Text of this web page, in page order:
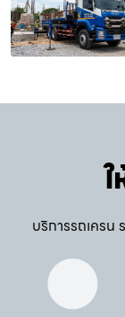
บริการรถเครน